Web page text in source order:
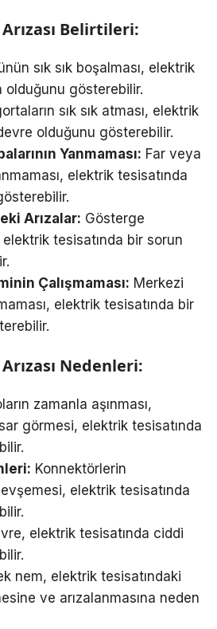
Belirtileri:
sık sık boşalması, elektrik
olduğunu gösterebilir.
sık sık atması, elektrik
olduğunu gösterebilir.
Yanmaması: Far veya
elektrik tesisatında
Arızalar: Gösterge
tesisatında bir sorun
Çalışmaması: Merkezi
elektrik tesisatında bir
Nedenleri:
zamanla aşınması,
görmesi, elektrik tesisatında
Konnektörlerin
elektrik tesisatında
elektrik tesisatında ciddi
nem, elektrik tesisatındaki
ve arızalanmasına neden